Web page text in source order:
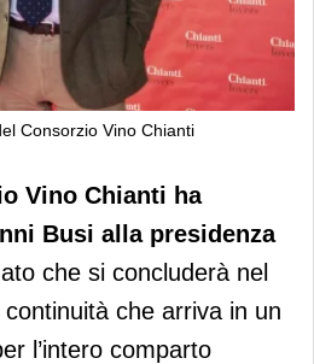
Consorzio Vino Chianti
presidente
Chianti
Vino Chianti ha
Busi alla presidenza
che si concluderà nel
che arriva in un
l’intero comparto